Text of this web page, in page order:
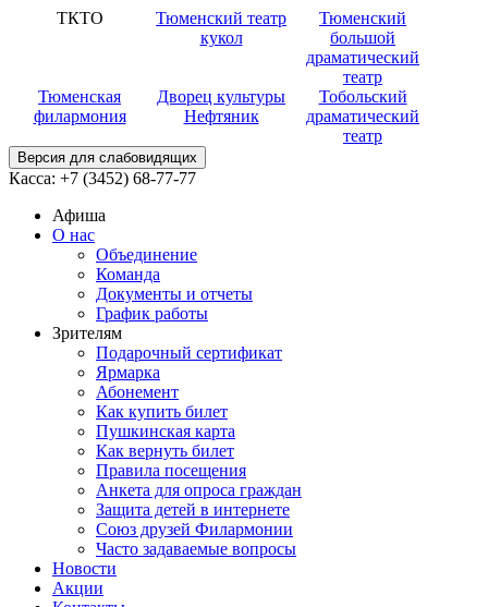
ТКТО
Тюменский театр
кукол
Тюменский
большой
драматический
театр
Тюменская
филармония
Дворец культуры
Нефтяник
Тобольский
драматический
театр
Версия для слабовидящих
Касса: +7 (3452) 68-77-77
Афиша
О нас
Объединение
Команда
Документы и отчеты
График работы
Зрителям
Подарочный сертификат
Ярмарка
Абонемент
Как купить билет
Пушкинская карта
Как вернуть билет
Правила посещения
Анкета для опроса граждан
Защита детей в интернете
Союз друзей Филармонии
Часто задаваемые вопросы
Новости
Акции